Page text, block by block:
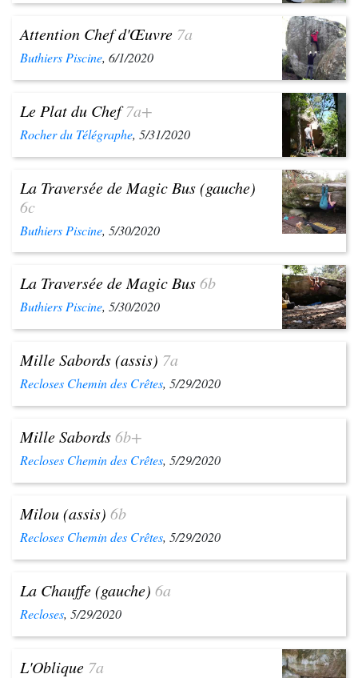
Attention Chef d'Œuvre 7a
Buthiers Piscine, 6/1/2020
Le Plat du Chef 7a+
Rocher du Télégraphe, 5/31/2020
La Traversée de Magic Bus (gauche)
6c
Buthiers Piscine, 5/30/2020
La Traversée de Magic Bus6b
Buthiers Piscine, 5/30/2020
Mille Sabords (assis) 7a
Recloses Chemin des Crêtes, 5/29/2020
Mille Sabords6b+
Recloses Chemin des Crêtes, 5/29/2020
Milou (assis) 6b
Recloses Chemin des Crêtes, 5/29/2020
La Chauffe (gauche) 6a
Recloses, 5/29/2020
L'Oblique 7a